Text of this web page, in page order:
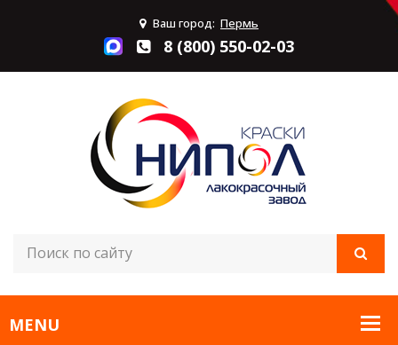
Ваш город: Пермь
8 (800) 550-02-03